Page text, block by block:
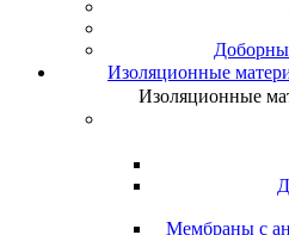
Изоляционные
Изоляционные
Мембраны с